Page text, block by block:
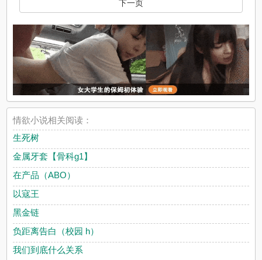
下一页
情欲小说相关阅读：
生死树
金属牙套【骨科g1】
在产品（ABO）
以寇王
黑金链
负距离告白（校园 h）
我们到底什么关系